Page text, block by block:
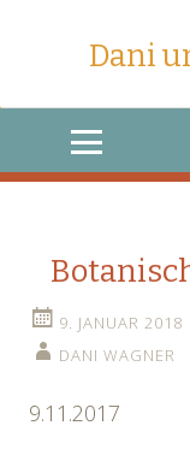
Dani
MENU
WIDGETS
SEARCH
9. JANUAR 2018
DANI WAGNER
9.11.2017